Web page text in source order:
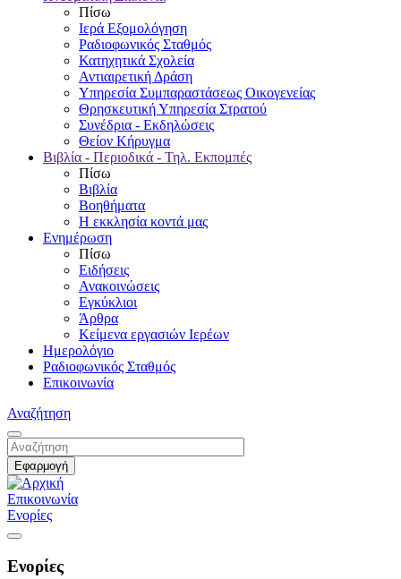
Πίσω
Ιερά Εξομολόγηση
Ραδιοφωνικός Σταθμός
Κατηχητικά Σχολεία
Αντιαιρετική Δράση
Υπηρεσία Συμπαραστάσεως Οικογενείας
Θρησκευτική Υπηρεσία Στρατού
Συνέδρια - Εκδηλώσεις
Θείον Κήρυγμα
Βιβλία - Περιοδικά - Τηλ. Εκπομπές
Πίσω
Βιβλία
Βοηθήματα
Η εκκλησία κοντά μας
Ενημέρωση
Πίσω
Ειδήσεις
Ανακοινώσεις
Εγκύκλιοι
Άρθρα
Κείμενα εργασιών Ιερέων
Ημερολόγιο
Ραδιοφωνικός Σταθμός
Επικοινωνία
Αναζήτηση
Επικοινωνία
Ενορίες
Ενορίες